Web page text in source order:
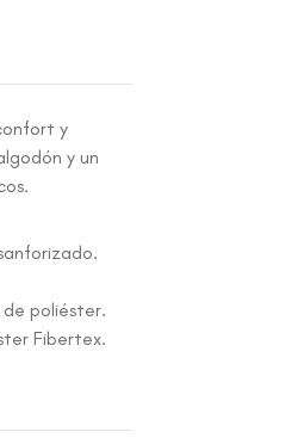
y
y un
de poliéster.
Fibertex.